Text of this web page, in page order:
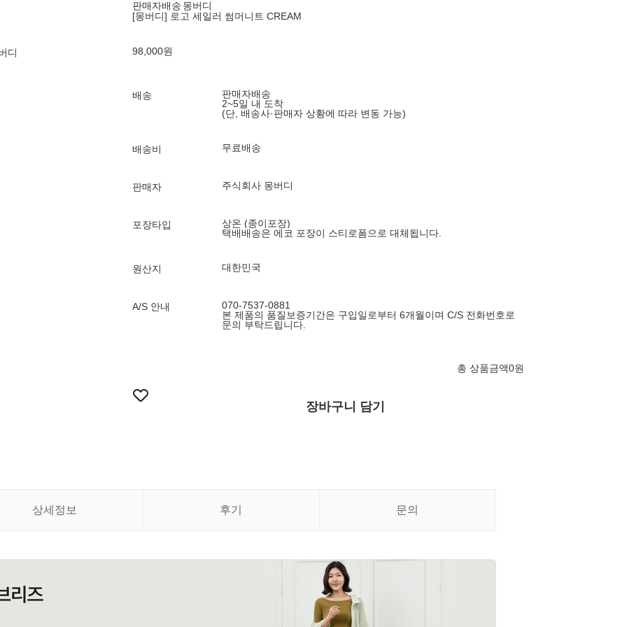
디
판매자배송 몽버디
[몽버디] 로고 세일러 썸머니트 CREAM
98,000원
배송
판매자배송
2~5일 내 도착
(단, 배송사·판매자 상황에 따라 변동 가능)
배송비 무료배송
판매자 주식회사 몽버디
포장타입
상온 (종이포장)
택배배송은 에코 포장이 스티로폼으로 대체됩니다.
원산지 대한민국
A/S 안내
070-7537-0881
본 제품의 품질보증기간은 구입일로부터 6개월이며 C/S 전화번호로
문의 부탁드립니다.
총 상품금액0원
장바구니 담기
상세정보 후기 문의